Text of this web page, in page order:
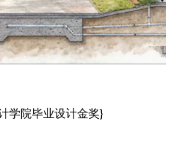
学院毕业设计金奖}